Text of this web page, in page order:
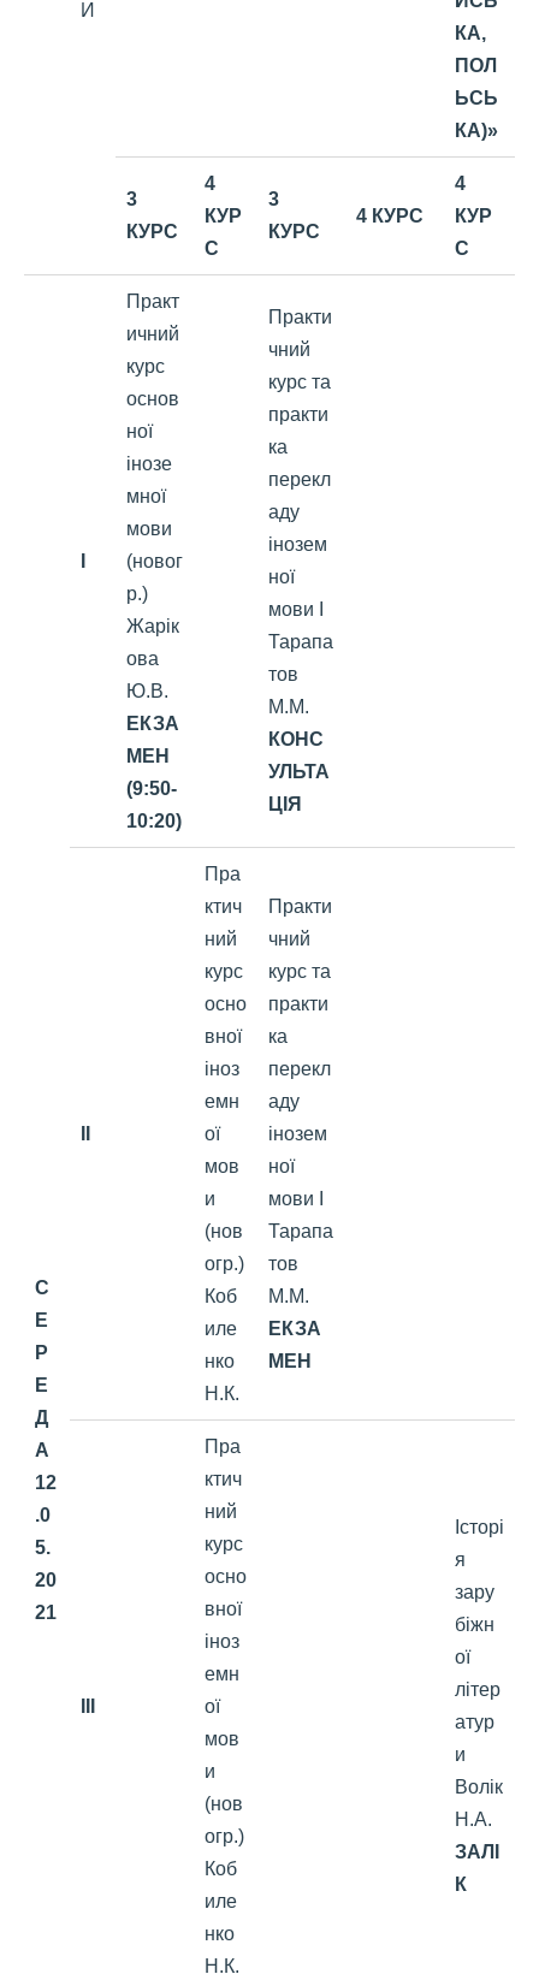
И
КА,
ПОЛ
ЬСЬ
КА)»
3
КУРС
4
КУР
С
3
КУРС
4 КУРС
4
КУР
С
С
Е
Р
Е
Д
А
12
.0
5.
20
21
Практ
ичний
курс
основ
ної
інозе
мної
мови
(новог
р.)
Жарік
ова
Ю.В.
ЕКЗА
МЕН
(9:50-
10:20)
Практи
чний
курс та
практи
ка
перекл
аду
інозем
ної
мови І
Тарапа
тов
М.М.
КОНС
УЛЬТА
ЦІЯ
Пра
ктич
ний
курс
осно
вної
іноз
емн
ої
мов
и
(нов
огр.)
Коб
иле
нко
Н.К.
Практи
чний
курс та
практи
ка
перекл
аду
інозем
ної
мови І
Тарапа
тов
М.М.
ЕКЗА
МЕН
Пра
ктич
ний
курс
осно
вної
іноз
емн
ої
мов
и
(нов
огр.)
Коб
иле
нко
Н.К.
Історі
я
зару
біжн
ої
літер
атур
и
Волік
Н.А.
ЗАЛІ
К